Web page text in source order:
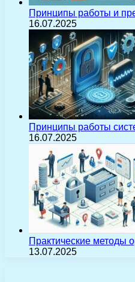
Принципы работы и
16.07.2025
Принципы работы
16.07.2025
Практические методы
13.07.2025